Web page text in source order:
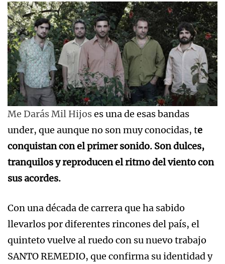
Me Darás Mil Hijoses una de esas bandas
under, que aunque no son muy conocidas, te
conquistan con el primer sonido. Son dulces,
tranquilos y reproducen el ritmo del viento con
sus acordes.
Con una década de carrera que ha sabido
llevarlos por diferentes rincones del país, el
quinteto vuelve al ruedo con su nuevo trabajo
SANTO REMEDIO, que confirma su identidad y